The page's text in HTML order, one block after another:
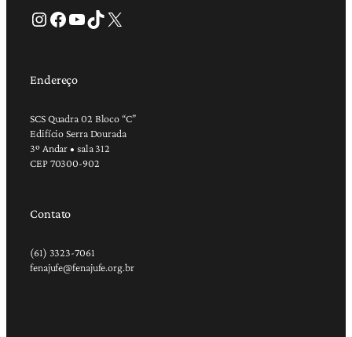
Instagram Facebook Youtube TikTok X
Endereço
SCS Quadra 02 Bloco “C”
Edifício Serra Dourada
3º Andar • sala 312
CEP 70300-902
Contato
(61) 3323-7061
fenajufe@fenajufe.org.br